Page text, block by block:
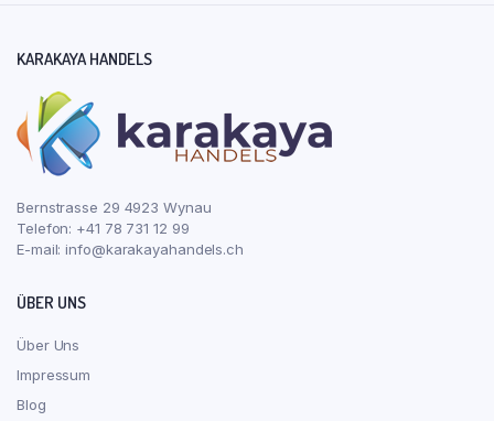
KARAKAYA HANDELS
Bernstrasse 29 4923 Wynau
Telefon: +41 78 731 12 99
E-mail:info@karakayahandels.ch
ÜBER UNS
Über Uns
Impressum
Blog